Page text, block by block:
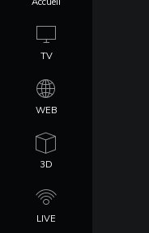
TV
WEB
3D
LIVE